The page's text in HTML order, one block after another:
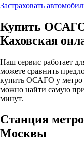
Застраховать
Купить
Каховская
Наш сервис работает
можете сравнить
купить ОСАГО у метро
можно найти самую
минут.
Станция
Москвы